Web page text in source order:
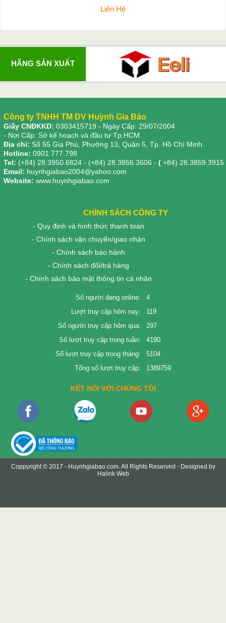
Liên Hệ
HÃNG SẢN XUẤT
Công ty TNHH TM DV Huỳnh Gia Bảo
Giấy CNĐKKD: 0303415719 - Ngày Cấp: 29/07/2004
- Nơi Cấp: Sở kế hoạch và đầu tư Tp.HCM.
Địa chỉ: Số 55 Gia Phú, Phường 13, Quận 5, Tp. Hồ Chí Minh.
Hotline: 0901.777.798
Tel: (+84) 28.3950.6824 - (+84) 28.3856.3606 - ( +84) 28.3859.3915
Email: huynhgiabao2004@yahoo.com
Website: www.huynhgiabao.com
CHÍNH SÁCH CÔNG TY
- Quy định và hình thức thanh toán
- Chính sách vận chuyển/giao nhận
- Chính sách bảo hành
- Chính sách đổi/trả hàng
- Chính sách bảo mật thông tin cá nhân
Số người đang online:
4
Lượt truy cập hôm nay:
119
Số người truy cập hôm qua:
297
Số lượt truy cập trong tuần:
4190
Số lượt truy cập trong tháng:
5104
Tổng số lượt truy cập:
1389759
KẾT NỐI VỚI CHÚNG TÔI
Coppyright © 2017 - Huynhgiabao.com. All Rights Reserved - Designed by
Halink Web